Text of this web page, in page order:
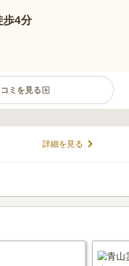
歩4分
ミを見る
の場所に位置しています。マンシ
な外観の寺院です。高級感あふれ
れ、故人を華やかに祭ります。屋
となくお参りをすることができま
真宗の寺院ですが、過去の宗教や
詳細を見る